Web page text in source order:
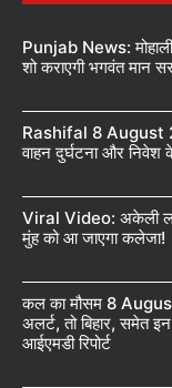
Punjab News:
शो कराएगी भगवंत मान
Rashifal 8 August
वाहन दुर्घटना और निवेश
Viral Video: अकेली
मुंह को आ जाएगा कलेजा!
कल का मौसम 8 August
अलर्ट, तो बिहार, समेत
आईएमडी रिपोर्ट